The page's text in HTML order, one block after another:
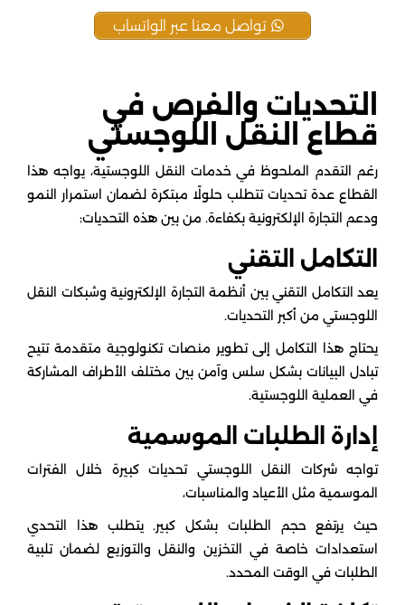
تواصل معنا عبر الواتساب
التحديات والفرص في
قطاع النقل اللوجستي
رغم التقدم الملحوظ في خدمات النقل اللوجستية، يواجه هذا
القطاع عدة تحديات تتطلب حلولًا مبتكرة لضمان استمرار النمو
ودعم التجارة الإلكترونية بكفاءة. من بين هذه التحديات:
التكامل التقني
يعد التكامل التقني بين أنظمة التجارة الإلكترونية وشبكات النقل
اللوجستي من أكبر التحديات.
يحتاج هذا التكامل إلى تطوير منصات تكنولوجية متقدمة تتيح
تبادل البيانات بشكل سلس وآمن بين مختلف الأطراف المشاركة
في العملية اللوجستية.
إدارة الطلبات الموسمية
تواجه شركات النقل اللوجستي تحديات كبيرة خلال الفترات
الموسمية مثل الأعياد والمناسبات،
حيث يرتفع حجم الطلبات بشكل كبير. يتطلب هذا التحدي
استعدادات خاصة في التخزين والنقل والتوزيع لضمان تلبية
الطلبات في الوقت المحدد.